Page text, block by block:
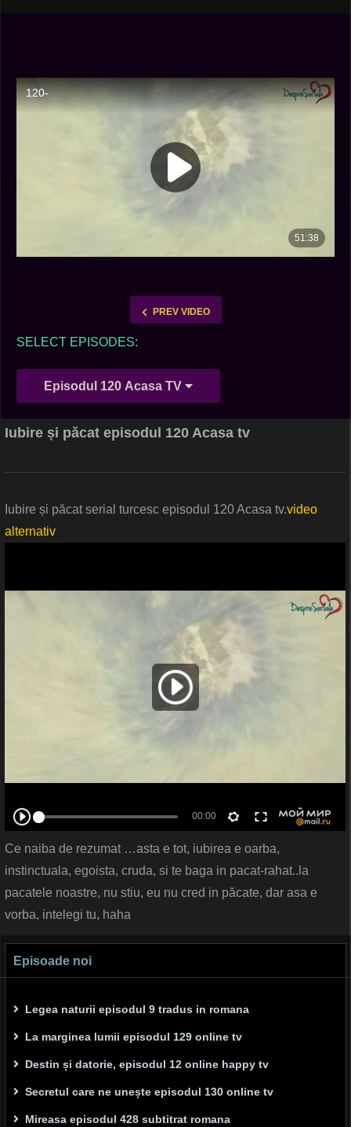
PREV VIDEO
SELECT EPISODES:
Episodul 120 Acasa TV
Iubire și păcat episodul 120 Acasa tv
Iubire și păcat serial turcesc episodul 120 Acasa tv.video
alternativ
Ce naiba de rezumat …asta e tot, iubirea e oarba,
instinctuala, egoista, cruda, si te baga in pacat-rahat..la
pacatele noastre, nu stiu, eu nu cred in păcate, dar asa e
vorba, intelegi tu, haha
Episoade noi
Legea naturii episodul 9 tradus in romana
La marginea lumii episodul 129 online tv
Destin și datorie, episodul 12 online happy tv
Secretul care ne unește episodul 130 online tv
Mireasa episodul 428 subtitrat romana